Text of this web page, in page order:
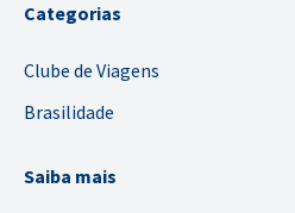
Categorias
Clube de Viagens
Brasilidade
Saiba mais